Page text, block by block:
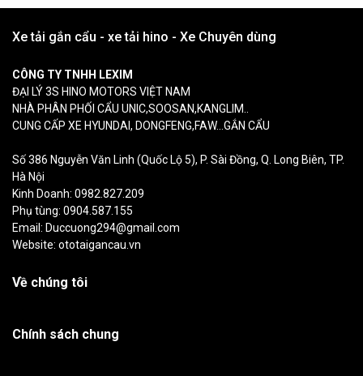
Xe tải gắn cẩu - xe tải hino - Xe Chuyên dùng
CÔNG TY TNHH LEXIM
ĐẠI LÝ 3S HINO MOTORS VIỆT NAM
NHÀ PHÂN PHỐI CẨU UNIC,SOOSAN,KANGLIM..
CUNG CẤP XE HYUNDAI, DONGFENG,FAW...GẮN CẨU
Số 386 Nguyễn Văn Linh (Quốc Lộ 5), P. Sài Đồng, Q. Long Biên, TP.
Hà Nội
Kinh Doanh: 0982.827.209
Phụ tùng: 0904.587.155
Email: Duccuong294@gmail.com
Website: ototaigancau.vn
Về chúng tôi
Chính sách chung